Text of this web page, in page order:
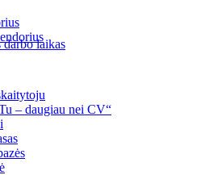
– daugiau nei CV“